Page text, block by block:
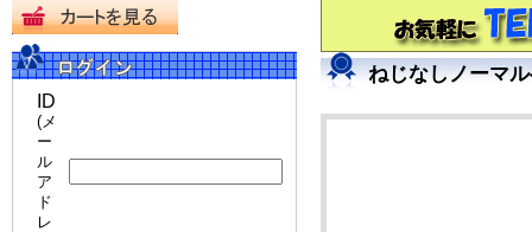
ID
(メ
ー
ル
ア
ド
レ
ねじなしノーマ